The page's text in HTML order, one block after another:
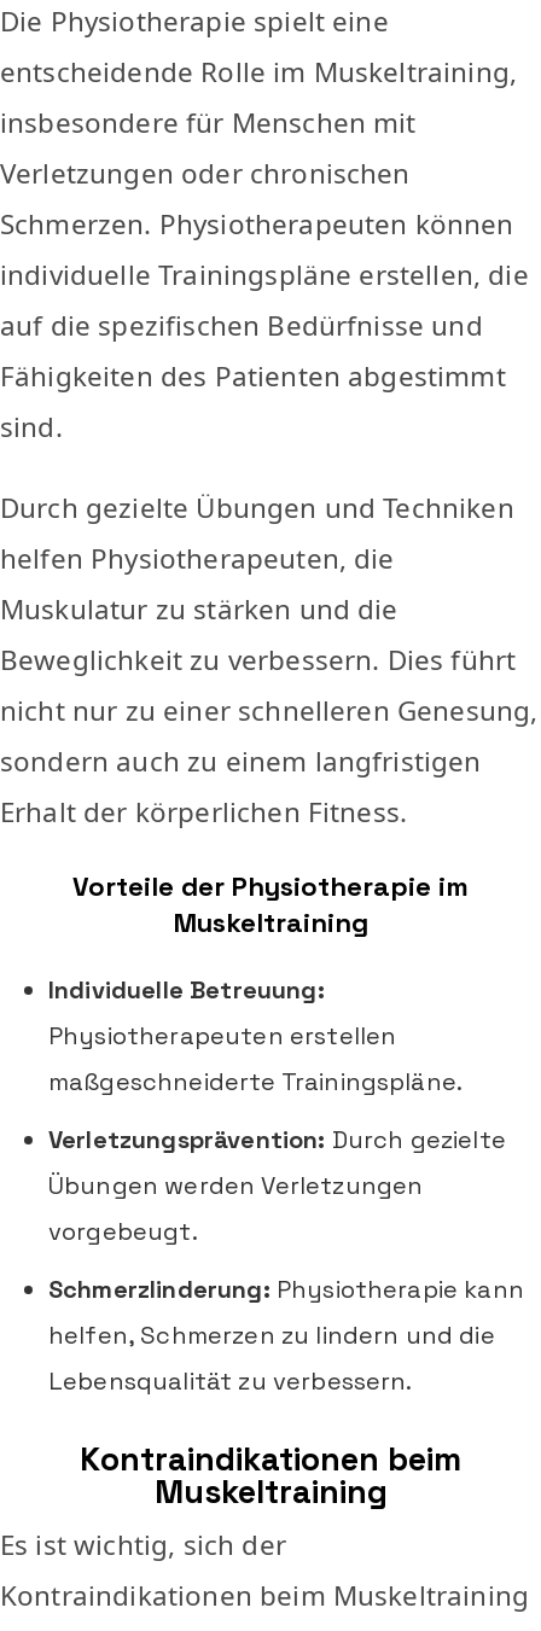
Die Physiotherapie spielt eine
entscheidende Rolle im Muskeltraining,
insbesondere für Menschen mit
Verletzungen oder chronischen
Schmerzen. Physiotherapeuten können
individuelle Trainingspläne erstellen, die
auf die spezifischen Bedürfnisse und
Fähigkeiten des Patienten abgestimmt
sind.
Durch gezielte Übungen und Techniken
helfen Physiotherapeuten, die
Muskulatur zu stärken und die
Beweglichkeit zu verbessern. Dies führt
nicht nur zu einer schnelleren Genesung,
sondern auch zu einem langfristigen
Erhalt der körperlichen Fitness.
Vorteile der Physiotherapie im
Muskeltraining
Individuelle Betreuung:
Physiotherapeuten erstellen
maßgeschneiderte Trainingspläne.
Verletzungsprävention: Durch gezielte
Übungen werden Verletzungen
vorgebeugt.
Schmerzlinderung: Physiotherapie kann
helfen, Schmerzen zu lindern und die
Lebensqualität zu verbessern.
Kontraindikationen beim
Muskeltraining
Es ist wichtig, sich der
Kontraindikationen beim Muskeltraining